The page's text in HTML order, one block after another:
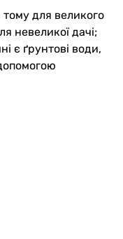
для великого
невеликої дачі;
є ґрунтові води,